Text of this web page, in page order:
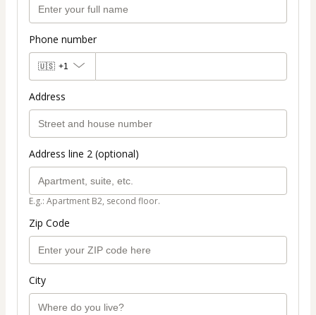
Phone number
🇺🇸 +1
Address
Address line 2 (optional)
E.g.: Apartment B2, second floor.
Zip Code
City